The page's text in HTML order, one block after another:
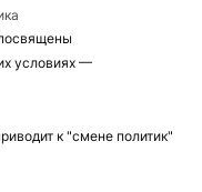
условиях —
к "смене политик"